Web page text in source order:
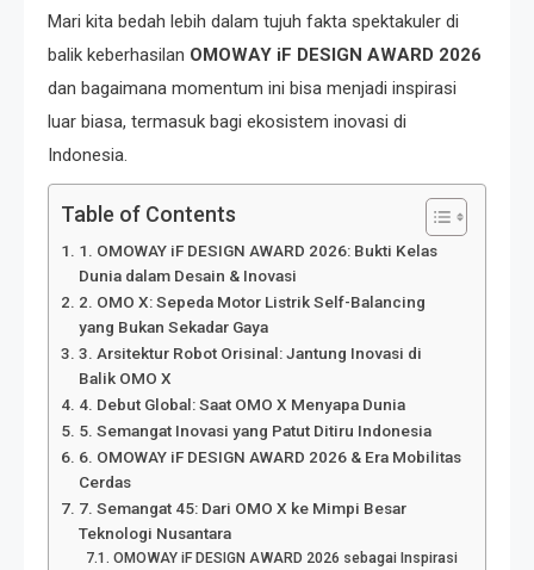
Mari kita bedah lebih dalam tujuh fakta spektakuler di
balik keberhasilan OMOWAY iF DESIGN AWARD 2026
dan bagaimana momentum ini bisa menjadi inspirasi
luar biasa, termasuk bagi ekosistem inovasi di
Indonesia.
Table of Contents
1. OMOWAY iF DESIGN AWARD 2026: Bukti Kelas
Dunia dalam Desain & Inovasi
2. OMO X: Sepeda Motor Listrik Self-Balancing
yang Bukan Sekadar Gaya
3. Arsitektur Robot Orisinal: Jantung Inovasi di
Balik OMO X
4. Debut Global: Saat OMO X Menyapa Dunia
5. Semangat Inovasi yang Patut Ditiru Indonesia
6. OMOWAY iF DESIGN AWARD 2026 & Era Mobilitas
Cerdas
7. Semangat 45: Dari OMO X ke Mimpi Besar
Teknologi Nusantara
OMOWAY iF DESIGN AWARD 2026 sebagai Inspirasi